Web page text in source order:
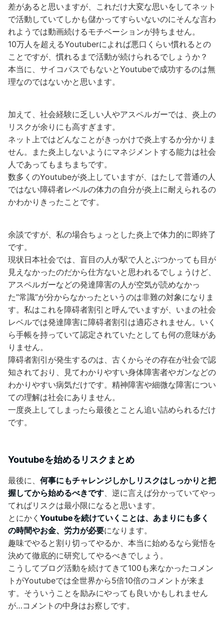
差があると思いますが、これだけ大変な思いをしてネット
で活動していてしかも儲かってすらいないのにそんな言わ
れようでは動画続けるモチベーションが持ちません。
10万人を超えるYoutuberによれば悪口くらい慣れるとの
ことですが、慣れるまで活動が続けられるでしょうか？
本当に、サイコパスでもないとYoutubeで成功するのは無
理なのではないかと思います。
加えて、社会経験に乏しい人やアスペルガーでは、炎上の
リスクが余りにも高すぎます。
ネット上ではどんなことがきっかけで炎上するか分かりま
せん。また炎上しないようにマネジメントする能力は社会
人であってもまちまちです。
数多くのYoutubeが炎上していますが、はたして普通の人
ではない障碍者レベルの体力の自分が炎上に耐えられるの
かわかりきったことです。
余談ですが、私の場合ちょっとした炎上で体力的に即終了
です。
現状日本社会では、盲目の人が駅で人とぶつかっても目が
見えなかったのだから仕方ないと思われるでしょうけど、
アスペルガーなどの発達障害の人が空気が読めなかっ
た”常識”が分からなかったというのは非難の対象になりま
す。私はこれを障碍者割引と呼んでいますが、いまの社会
レベルでは発達障害に障碍者割引は適応されません。いく
ら手帳を持っていて認定されていたとしても何の意味があ
りません。
障碍者割引が発生するのは、古くからその存在が社会で認
知されており、見てわかりやすい身体障害者やガンなどの
わかりやすい病気だけです。精神障害や細微な障害につい
ての理解は社会にありません。
一度炎上してしまったら最後とことん追い詰められるだけ
です。
Youtubeを始めるリスクまとめ
最後に、 何事にもチャレンジしかしリスクはしっかりと把
握してから始めるべきです、逆に言えば分かっていてやっ
てればリスクは最小限になると思います。
とにかく Youtubeを続けていくことは、あまりにも多く
の時間やお金、労力が必要になります。
趣味でやると割り切ってやるか、本当に始めるなら覚悟を
決めて徹底的に研究してやるべきでしょう。
こうしてブログ活動を続けてきて100も来なかったコメン
トがYoutubeでは全世界から5倍10倍のコメントが来ま
す。そういうことを励みにやっても良いかもしれません
が…コメントの中身はお察しです。